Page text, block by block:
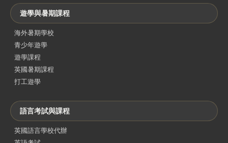
遊學與暑期課程
海外暑期學校
青少年遊學
遊學課程
英國暑期課程
打工遊學
語言考試與課程
英國語言學校代辦